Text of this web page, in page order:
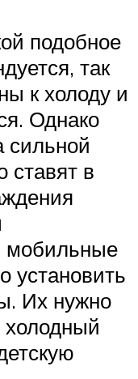
подобное
так
к холоду и
Однако
сильной
ставят в
мобильные
установить
Их нужно
холодный